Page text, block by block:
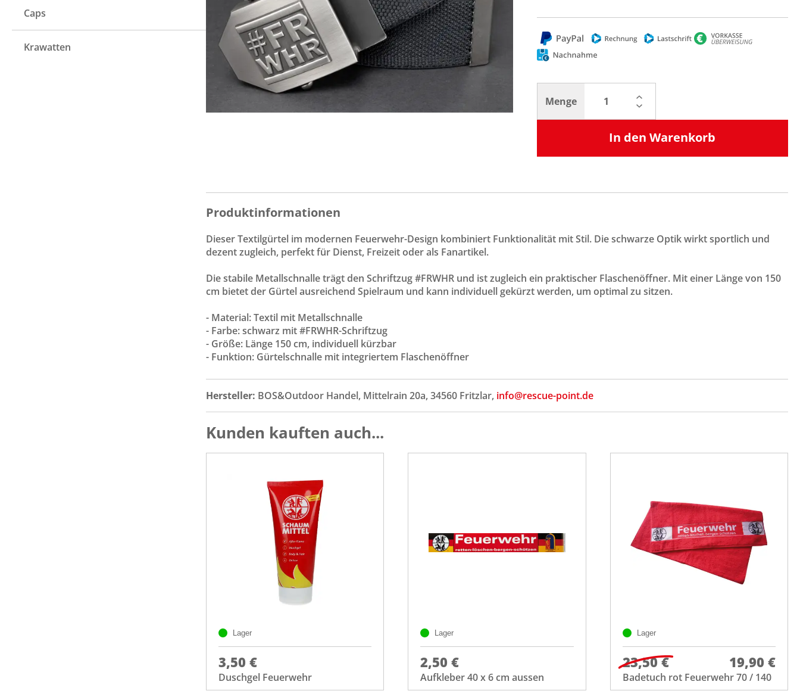
Caps
Krawatten
Menge
In den Warenkorb
Produktinformationen
Dieser Textilgürtel im modernen Feuerwehr-Design kombiniert Funktionalität mit Stil. Die schwarze Optik wirkt sportlich und
dezent zugleich, perfekt für Dienst, Freizeit oder als Fanartikel.
Die stabile Metallschnalle trägt den Schriftzug #FRWHR und ist zugleich ein praktischer Flaschenöffner. Mit einer Länge von 150
cm bietet der Gürtel ausreichend Spielraum und kann individuell gekürzt werden, um optimal zu sitzen.
- Material: Textil mit Metallschnalle
- Farbe: schwarz mit #FRWHR-Schriftzug
- Größe: Länge 150 cm, individuell kürzbar
- Funktion: Gürtelschnalle mit integriertem Flaschenöffner
Hersteller: BOS&Outdoor Handel, Mittelrain 20a, 34560 Fritzlar, info@rescue-point.de
Kunden kauften auch...
Lager
3,50 €
Duschgel Feuerwehr
Lager
2,50 €
Aufkleber 40 x 6 cm aussen
Lager
23,50 € 19,90 €
Badetuch rot Feuerwehr 70 / 140